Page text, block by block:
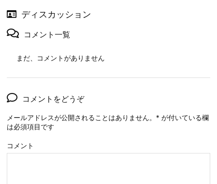
ディスカッション
コメント一覧
まだ、コメントがありません
コメントをどうぞ
メールアドレスが公開されることはありません。 * が付いている欄
は必須項目です
コメント